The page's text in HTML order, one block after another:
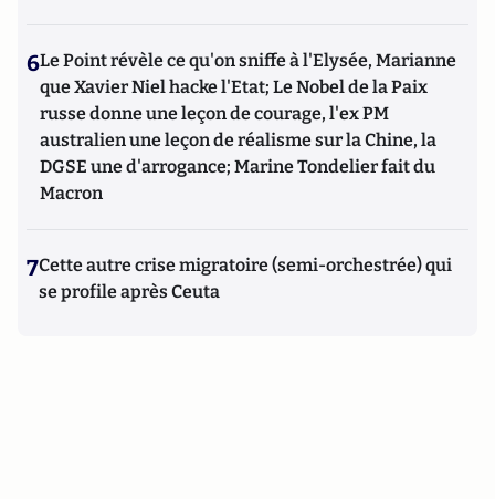
6Le Point révèle ce qu'on sniffe à l'Elysée, Marianne
que Xavier Niel hacke l'Etat; Le Nobel de la Paix
russe donne une leçon de courage, l'ex PM
australien une leçon de réalisme sur la Chine, la
DGSE une d'arrogance; Marine Tondelier fait du
Macron
7Cette autre crise migratoire (semi-orchestrée) qui
se profile après Ceuta